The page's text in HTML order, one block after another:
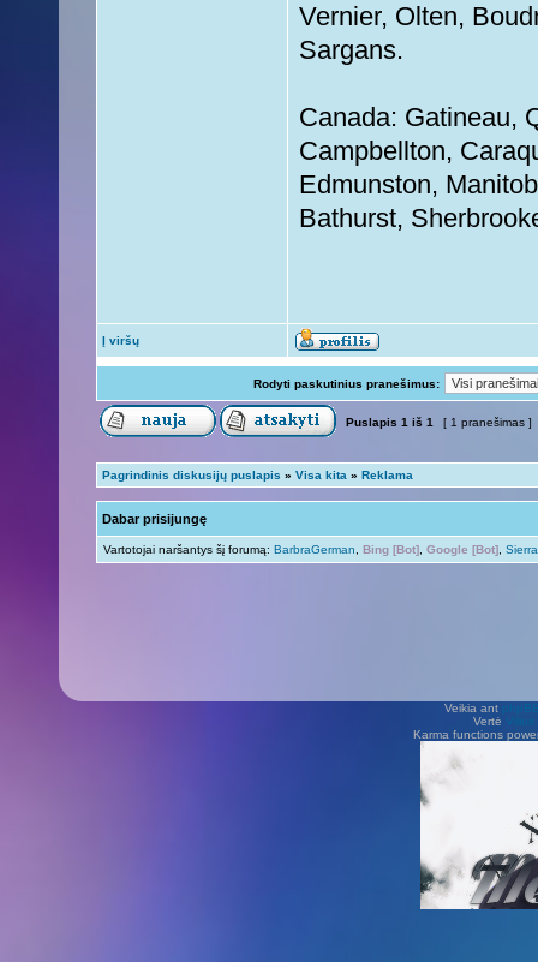
Vernier, Olten,
Sargans.
Canada: Gatineau,
Campbellton,
Edmunston,
Bathurst,
Į viršų
Rodyti paskutinius pranešimus:
Puslapis 1 iš 1 [ 1 pranešimas ]
Pagrindinis diskusijų puslapis » Visa kita » Reklama
Dabar prisijungę
Vartotojai naršantys šį forumą: BarbraGerman Bing [Bot] Google [Bot]
Veikia ant
Vertė Vilius
Karma functions